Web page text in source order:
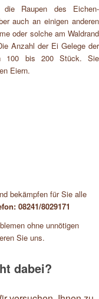
Raupen des Eichen-
auch an einigen anderen
oder solche am Waldrand
Anzahl der Ei Gelege der
100 bis 200 Stück. Sie
Eiern.
bekämpfen für Sie alle
08241/8029171
ohne unnötigen
Sie uns.
dabei?